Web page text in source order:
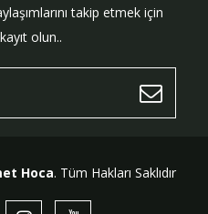
takip etmek için
olun..
Hoca. Tüm Hakları Saklıdır